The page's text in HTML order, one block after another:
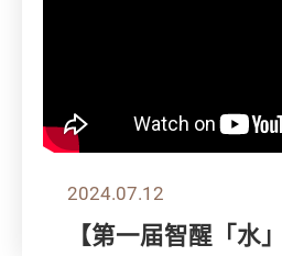
2024.07.12
【第一届智醒「水